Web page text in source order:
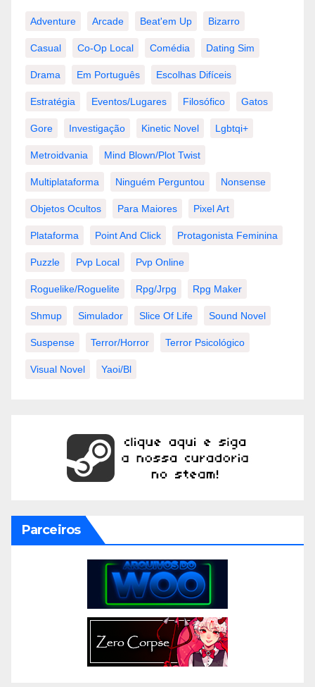
Adventure Arcade Beat'em Up Bizarro
Casual Co-Op Local Comédia Dating Sim
Drama Em Português Escolhas Difíceis
Estratégia Eventos/lugares Filosófico Gatos
Gore Investigação Kinetic Novel Lgbtqi+
Metroidvania Mind Blown/plot Twist
Multiplataforma Ninguém Perguntou Nonsense
Objetos Ocultos Para Maiores Pixel Art
Plataforma Point And Click Protagonista Feminina
Puzzle Pvp Local Pvp Online
Roguelike/roguelite Rpg/jrpg Rpg Maker
Shmup Simulador Slice Of Life Sound Novel
Suspense Terror/horror Terror Psicológico
Visual Novel Yaoi/bl
Parceiros